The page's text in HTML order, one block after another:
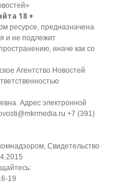
18 +
ресурсе, предназначена
и не подлежит
иначе как со
Агентство Новостей
Адрес электронной
+7 (391)
Свидетельство
19